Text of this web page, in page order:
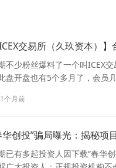
ICEX交易所（久玖资本）
不少粉丝爆料了一个叫ICEX
盘开盘也有5个多月了，会员
1个月前
华创投”骗局曝光：揭秘项
已有多起投资人因下载“春华